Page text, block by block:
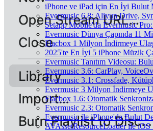
iPhone ve iPad için En İyi Bulut
Evermusic 6.8: Aliyun Drive,
Setapp Mobile'da Evermusic
Evermusic Dünya Çapında 11
Flacbox 1 Milyon İndirmeye
2025'te En İyi 5 iPhone Müzik
Evermusic Tanıtım Videosu:
Evermusic 3.6: CarPlay,
Evermusic 3.1: Crossfade,
Evermusic 3 Milyon İndirmeye
Flacbox 1.6: Otomatik
Evermusic 2.3: Otomatik
Evermusic ile iPhone'da Bulut
AVAssetResourceLoader ile iOS